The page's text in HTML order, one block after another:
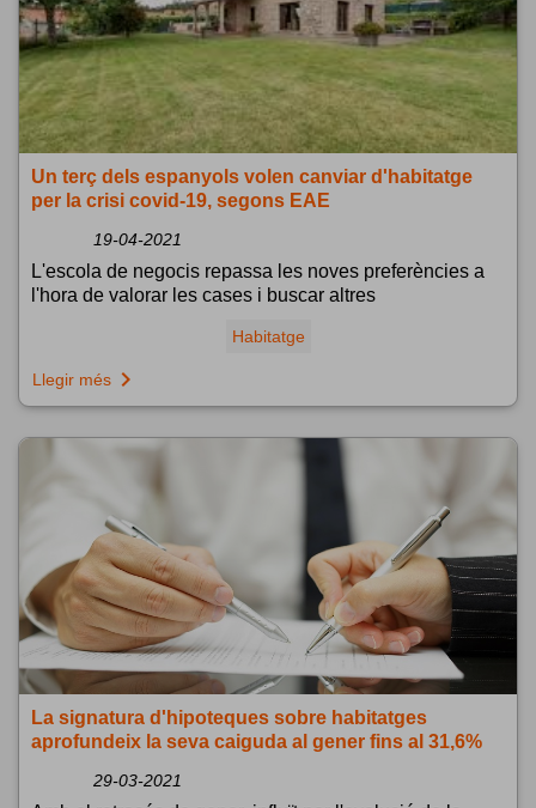
Un terç dels espanyols volen canviar d'habitatge
per la crisi covid-19, segons EAE
19-04-2021
L'escola de negocis repassa les noves preferències a
l'hora de valorar les cases i buscar altres
Habitatge
Llegir més navigate_next
La signatura d'hipoteques sobre habitatges
aprofundeix la seva caiguda al gener fins al 31,6%
29-03-2021